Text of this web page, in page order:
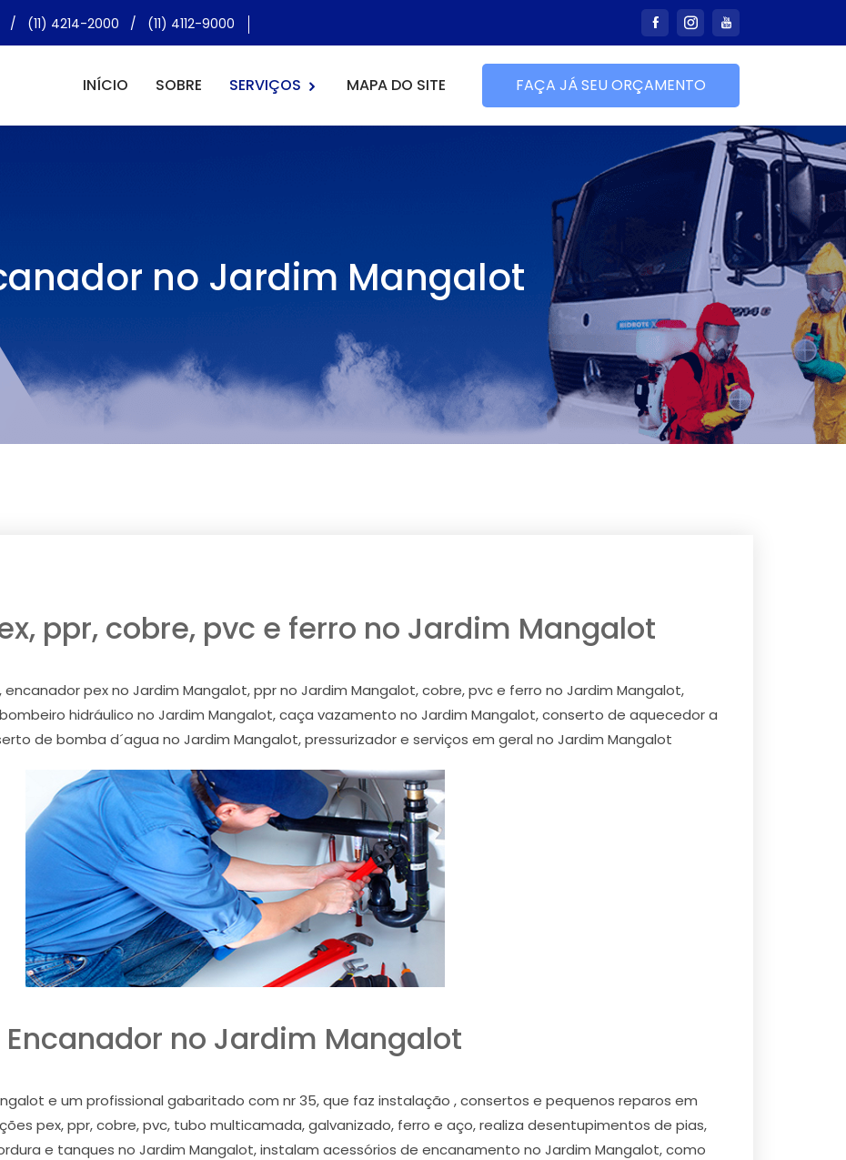
/ (11) 4214-2000 / (11) 4112-9000
INÍCIO SOBRE SERVIÇOS MAPA DO SITE FAÇA JÁ SEU ORÇAMENTO
no Jardim Mangalot
ppr, cobre, pvc e ferro no Jardim Mangalot
pex no Jardim Mangalot, ppr no Jardim Mangalot, cobre, pvc e ferro no Jardim Mangalot,
hidráulico no Jardim Mangalot, caça vazamento no Jardim Mangalot, conserto de aquecedor a
de bomba d´agua no Jardim Mangalot, pressurizador e serviços em geral no Jardim Mangalot
Encanador no Jardim Mangalot
e um profissional gabaritado com nr 35, que faz instalação , consertos e pequenos reparos em
pex, ppr, cobre, pvc, tubo multicamada, galvanizado, ferro e aço, realiza desentupimentos de pias,
e tanques no Jardim Mangalot, instalam acessórios de encanamento no Jardim Mangalot, como